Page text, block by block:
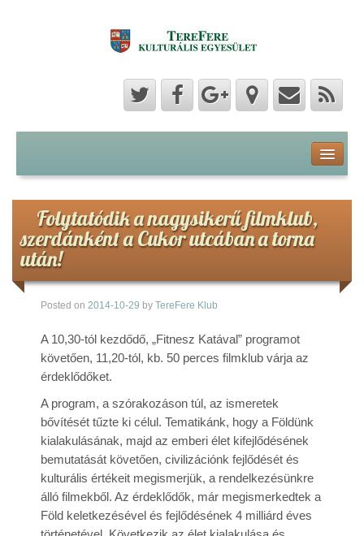
Hozzászólások
Hírek
Képek
Videók
Rólunk
Kapcsolat
Folytatódik a nagysikerű filmklub,
szerdánként a Cukor utcában a torna
után!
Posted on 2014-10-29 by TereFere Klub
A 10,30-tól kezdődő, „Fitnesz Katával” programot
követően, 11,20-tól, kb. 50 perces filmklub várja az
érdeklődőket.
A program, a szórakozáson túl, az ismeretek
bővítését tűzte ki célul. Tematikánk, hogy a Földünk
kialakulásának, majd az emberi élet kifejlődésének
bemutatását követően, civilizációnk fejlődését és
kulturális értékeit megismerjük, a rendelkezésünkre
álló filmekből. Az érdeklődők, már megismerkedtek a
Föld keletkezésével és fejlődésének 4 milliárd éves